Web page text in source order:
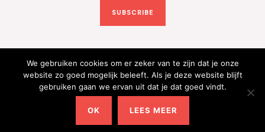
SUBSCRIBE
Copyright © 2026 Kinderkleding Onlineshop | Powered by
Kinderkleding Onlineshop
We gebruiken cookies om er zeker van te zijn dat je onze
website zo goed mogelijk beleeft. Als je deze website blijft
gebruiken gaan we ervan uit dat je dat goed vindt.
OK LEES MEER